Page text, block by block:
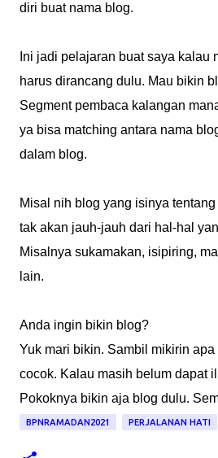
diri buat nama blog.
Ini jadi pelajaran buat saya kalau
harus dirancang dulu. Mau bikin
Segment pembaca kalangan
ya bisa matching antara nama
dalam blog.
Misal nih blog yang isinya
tak akan jauh-jauh dari hal-hal
Misalnya sukamakan, isipiring,
lain.
Anda ingin bikin blog?
Yuk mari bikin. Sambil mikirin
cocok. Kalau masih belum dapat
Pokoknya bikin aja blog dulu.
BPNRAMADAN2021 PERJALANAN HATI